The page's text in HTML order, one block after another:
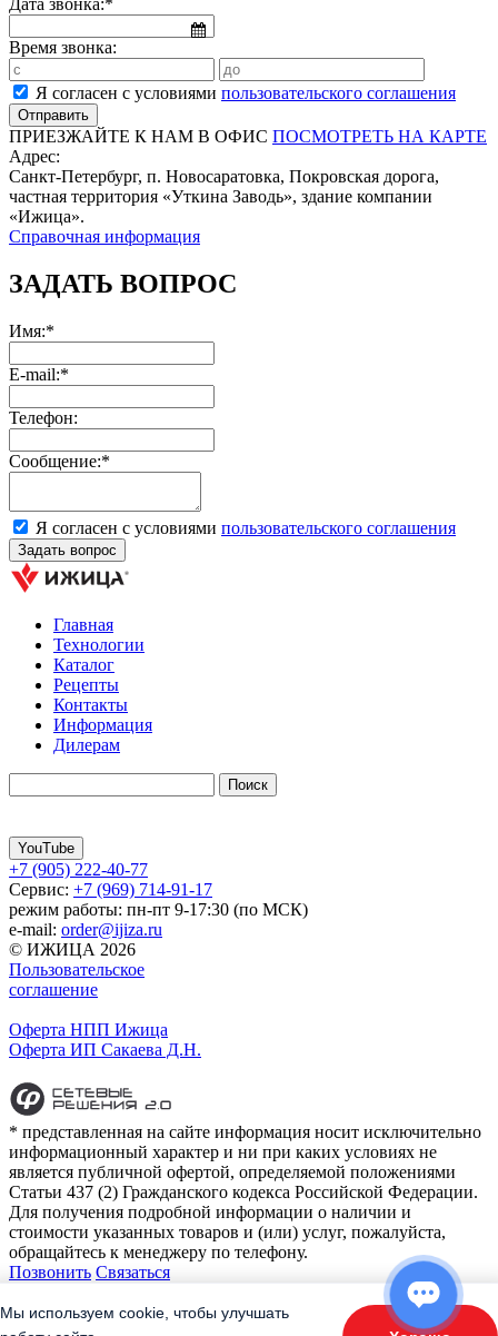
Время звонка:
Я согласен с условиями пользовательского соглашения
ПРИЕЗЖАЙТЕ К НАМ В ОФИС ПОСМОТРЕТЬ НА КАРТЕ
Адрес:
Санкт-Петербург, п. Новосаратовка, Покровская дорога,
частная территория «Уткина Заводь», здание компании
«Ижица».
Справочная информация
ЗАДАТЬ ВОПРОС
Имя:*
E-mail:*
Телефон:
Сообщение:*
Я согласен с условиями пользовательского соглашения
Главная
Технологии
Каталог
Рецепты
Контакты
Информация
Дилерам
YouTube
+7 (905) 222-40-77
Сервис: +7 (969) 714-91-17
режим работы: пн-пт 9-17:30 (по МСК)
e-mail: order@ijiza.ru
© ИЖИЦА 2026
Пользовательское
соглашение
Оферта НПП Ижица
Оферта ИП Сакаева Д.Н.
* представленная на сайте информация носит исключительно
информационный характер и ни при каких условиях не
является публичной офертой, определяемой положениями
Статьи 437 (2) Гражданского кодекса Российской Федерации.
Для получения подробной информации о наличии и
стоимости указанных товаров и (или) услуг, пожалуйста,
обращайтесь к менеджеру по телефону.
Позвонить Связаться
E-mail:order@ijiza.ru
Мы используем cookie, чтобы улучшать